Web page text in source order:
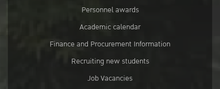
Personnel awards
Academic calendar
Finance and Procurement Information
Recruiting new students
Job Vacancies